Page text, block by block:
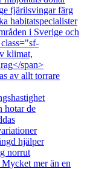
fjärilsvingar färg
habitatspecialister
i Sverige och
klimat,
span>
av allt torrare
hotar de
hjälper
norrut
mer än en